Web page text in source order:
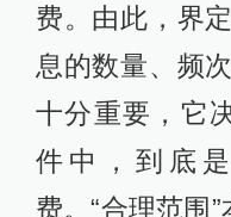
费。由此，界
息的数量、频
十分重要，它
件中，到底
费。“合理范围